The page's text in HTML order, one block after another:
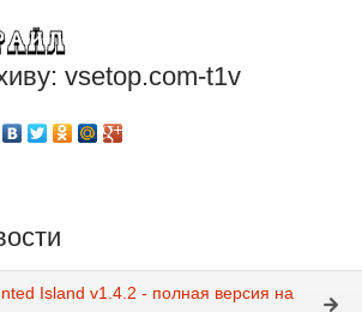
vsetop.com-t1v
Island v1.4.2 - полная версия на